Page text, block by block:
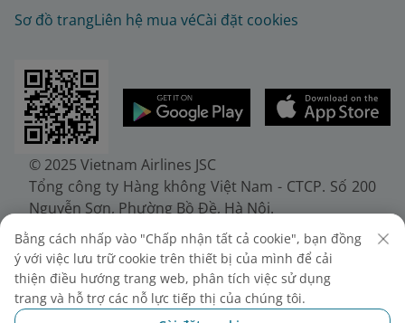
Sơ đồ trangLiên hệ mua véCài đặt cookies
© 2025 Vietnam Airlines JSC
Tổng công ty Hàng không Việt Nam - CTCP. Số 200
Nguyễn Sơn, Phường Bồ Đề, Hà Nội.
Điện thoại: (+84-24) 38272289. Fax: (+84-24)
38722375
Giấy chứng nhận đăng ký doanh nghiệp, mã số
doanh nghiệp 0100107518, đăng ký lần đầu ngày
30/6/2010, đăng ký thay đổi lần thứ 10 ngày
Bằng cách nhấp vào "Chấp nhận tất cả cookie", bạn đồng
ý với việc lưu trữ cookie trên thiết bị của mình để cải
thiện điều hướng trang web, phân tích việc sử dụng
trang và hỗ trợ các nỗ lực tiếp thị của chúng tôi.